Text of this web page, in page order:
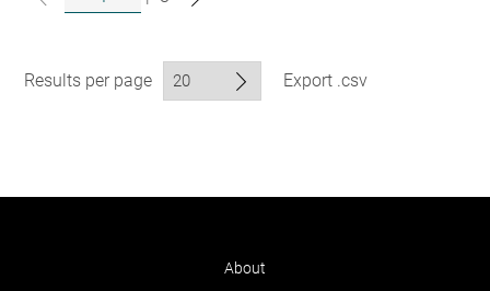
Results per page Export .csv
About